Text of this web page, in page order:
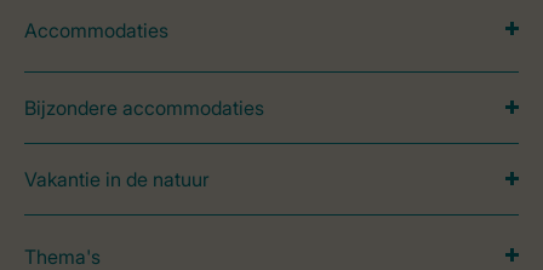
Accommodaties
Bijzondere accommodaties
Vakantie in de natuur
Thema's